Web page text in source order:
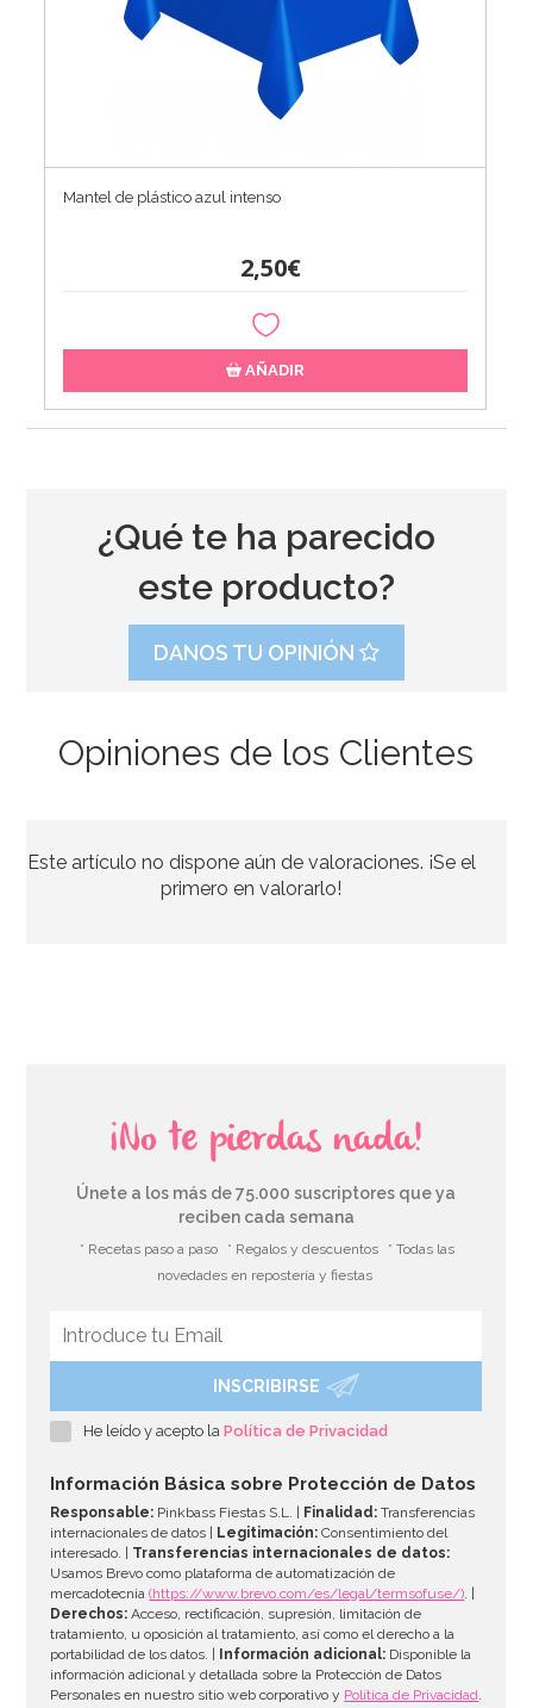
Mantel de plástico azul intenso
2,50€
AÑADIR
¿Qué te ha parecido
este producto?
DANOS TU OPINIÓN
Opiniones de los Clientes
Este artículo no dispone aún de valoraciones. ¡Se el
primero en valorarlo!
¡No te pierdas nada!
Únete a los más de 75.000 suscriptores que ya
reciben cada semana
* Recetas paso a paso * Regalos y descuentos
* Todas las
novedades en repostería y fiestas
INSCRIBIRSE
He leído y acepto laPolítica de Privacidad
Información Básica sobre Protección de Datos
Responsable: Pinkbass Fiestas S.L. | Finalidad: Transferencias
internacionales de datos |
Legitimación: Consentimiento del
interesado. | Transferencias internacionales de datos:
Usamos Brevo como plataforma de automatización de
mercadotecnia(https://www.brevo.com/es/legal/termsofuse/). |
Derechos: Acceso, rectificación, supresión, limitación de
tratamiento, u oposición al tratamiento, así como el derecho a la
portabilidad de los datos. |
Información adicional: Disponible la
información adicional y detallada sobre la Protección de Datos
Personales en nuestro sitio web corporativo y Política de Privacidad.